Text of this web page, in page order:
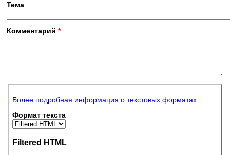
Тема
Комментарий *
Более подробная информация о текстовых форматах
Формат текста
Filtered HTML